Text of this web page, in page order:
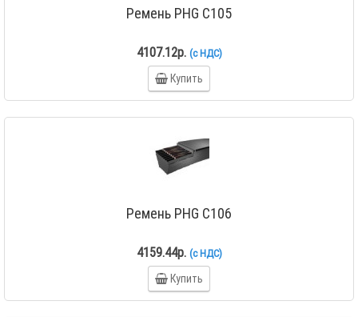
Ремень PHG C105
4107.12р. (с НДС)
Купить
Ремень PHG C106
4159.44р. (с НДС)
Купить